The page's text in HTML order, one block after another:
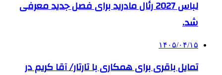
لباس 2027 رئال مادرید برای فصل جدید معرفی
شد.
۱۴۰۵/۰۴/۱۵
تمایل باقری برای همکاری با تارتار/ آقا کریم در